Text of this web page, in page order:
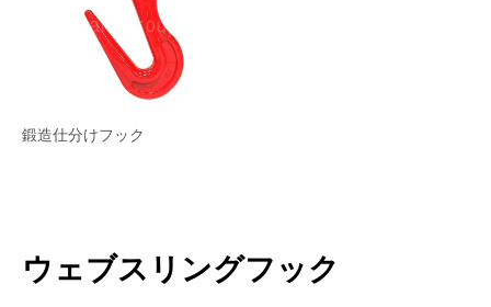
鍛造仕分けフック
ウェブスリングフック